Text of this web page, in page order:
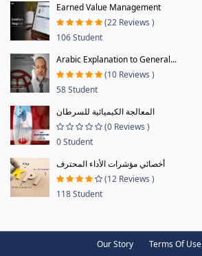
Earned Value Management
(22 Reviews )
106 Student
Arabic Explanation to General...
(10 Reviews )
58 Student
المعالجة الكيميائية للسرطان
(0 Reviews )
0 Student
أخصائي مؤشرات الأداء المحترف
(12 Reviews )
118 Student
Our Story Terms Of Use